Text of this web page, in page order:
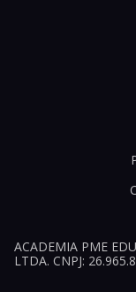
ACADEMIA PME
LTDA. CNPJ: